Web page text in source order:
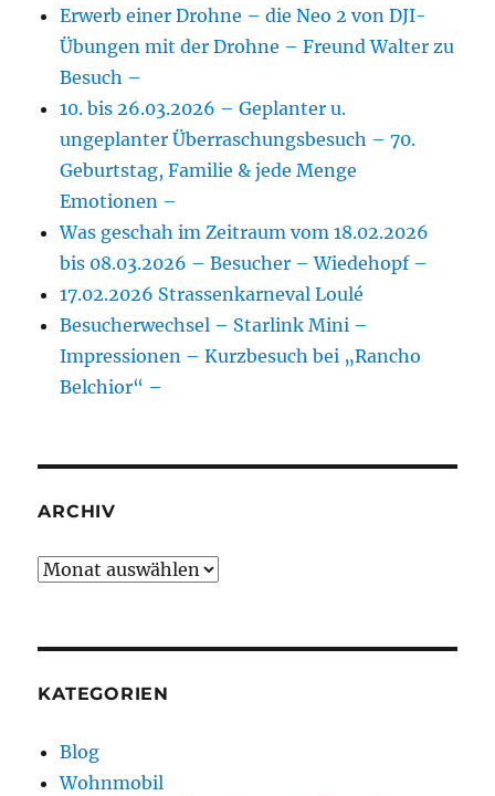
Erwerb einer Drohne – die Neo 2 von DJI-
Übungen mit der Drohne – Freund Walter zu
Besuch –
10. bis 26.03.2026 – Geplanter u.
ungeplanter Überraschungsbesuch – 70.
Geburtstag, Familie & jede Menge
Emotionen –
Was geschah im Zeitraum vom 18.02.2026
bis 08.03.2026 – Besucher – Wiedehopf –
17.02.2026 Strassenkarneval Loulé
Besucherwechsel – Starlink Mini –
Impressionen – Kurzbesuch bei „Rancho
Belchior“ –
ARCHIV
Archiv
KATEGORIEN
Blog
Wohnmobil